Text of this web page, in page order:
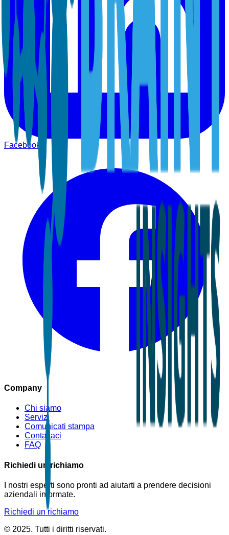
Facebook
Company
Chi siamo
Servizi
Comunicati stampa
Contattaci
FAQ
Richiedi un richiamo
I nostri esperti sono pronti ad aiutarti a prendere decisioni
aziendali informate.
Richiedi un richiamo
© 2025. Tutti i diritti riservati.